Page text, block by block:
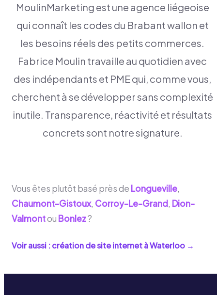
MoulinMarketing est une agence liégeoise
qui connaît les codes du Brabant wallon et
les besoins réels des petits commerces.
Fabrice Moulin travaille au quotidien avec
des indépendants et PME qui, comme vous,
cherchent à se développer sans complexité
inutile. Transparence, réactivité et résultats
concrets sont notre signature.
Vous êtes plutôt basé près de Longueville,
Chaumont-Gistoux, Corroy-Le-Grand, Dion-
Valmontou Bonlez?
Voir aussi : création de site internet àWaterloo →